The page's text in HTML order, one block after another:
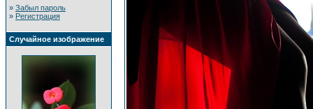
» Забыл пароль
» Регистрация
Случайное изображение